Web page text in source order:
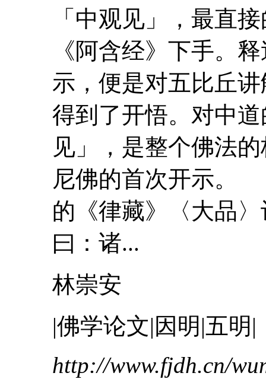
「 中观见 」，最直
《阿含经》下手。
示，便是对五比丘
得到了开悟。对中
见 」，是整个佛法
尼佛的首次开示
的《律藏》〈大品
曰：诸...
林崇安
|佛学论文|因明|五明|
http://www.fjdh.cn/